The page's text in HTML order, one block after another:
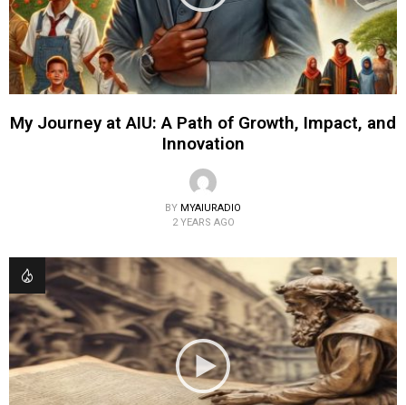
My Journey at AIU: A Path of Growth, Impact, and
Innovation
BY MYAIURADIO
2 YEARS AGO